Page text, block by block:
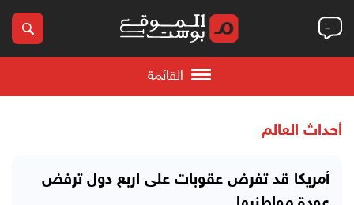
القائمة
أحداث العالم
أمريكا قد تفرض عقوبات على اربع دول ترفض